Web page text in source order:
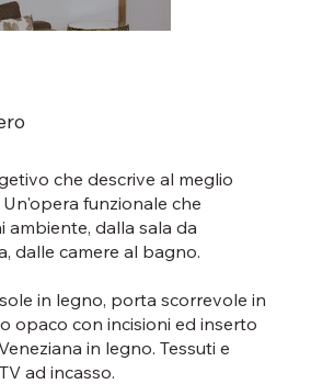
che descrive al meglio
funzionale che
ambiente, dalla sala da
dalle camere al bagno.
in legno, porta scorrevole in
opaco con incisioni ed inserto
in legno. Tessuti e
ad incasso.